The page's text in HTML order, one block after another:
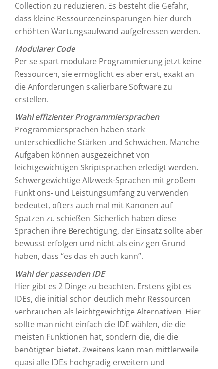
Collection zu reduzieren. Es besteht die Gefahr,
dass kleine Ressourceneinsparungen hier durch
erhöhten Wartungsaufwand aufgefressen werden.
Modularer Code
Per se spart modulare Programmierung jetzt keine
Ressourcen, sie ermöglicht es aber erst, exakt an
die Anforderungen skalierbare Software zu
erstellen.
Wahl effizienter Programmiersprachen
Programmiersprachen haben stark
unterschiedliche Stärken und Schwächen. Manche
Aufgaben können ausgezeichnet von
leichtgewichtigen Skriptsprachen erledigt werden.
Schwergewichtige Allzweck-Sprachen mit großem
Funktions- und Leistungsumfang zu verwenden
bedeutet, öfters auch mal mit Kanonen auf
Spatzen zu schießen. Sicherlich haben diese
Sprachen ihre Berechtigung, der Einsatz sollte aber
bewusst erfolgen und nicht als einzigen Grund
haben, dass “es das eh auch kann”.
Wahl der passenden IDE
Hier gibt es 2 Dinge zu beachten. Erstens gibt es
IDEs, die initial schon deutlich mehr Ressourcen
verbrauchen als leichtgewichtige Alternativen. Hier
sollte man nicht einfach die IDE wählen, die die
meisten Funktionen hat, sondern die, die die
benötigten bietet. Zweitens kann man mittlerweile
quasi alle IDEs hochgradig erweitern und